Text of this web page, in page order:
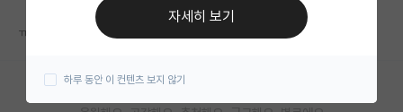
미국 대학원 합격 후기 게시판
대학원 합격 후기 게시판
ㅠㅠ
자세히 보기
하루 동안 이 컨텐츠 보지 않기